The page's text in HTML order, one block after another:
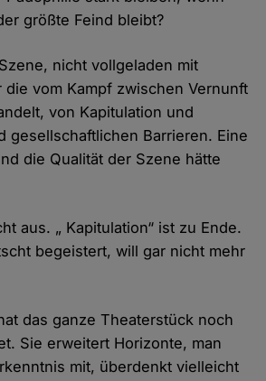
größte Feind bleibt?
nicht vollgeladen mit
die vom Kampf zwischen Vernunft
von Kapitulation und
gesellschaftlichen Barrieren. Eine
die Qualität der Szene hätte
aus. „ Kapitulation“ ist zu Ende.
begeistert, will gar nicht mehr
das ganze Theaterstück noch
Sie erweitert Horizonte, man
mit, überdenkt vielleicht